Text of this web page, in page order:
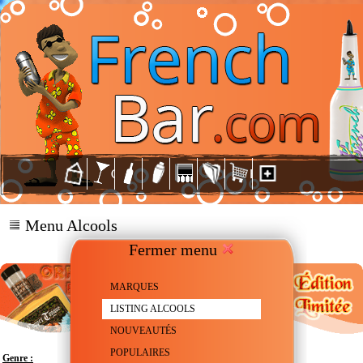
Fermer menu
MARQUES
LISTING ALCOOLS
NOUVEAUTÉS
POPULAIRES
Menu Alcools
Genre : Whiskey - Bourbon